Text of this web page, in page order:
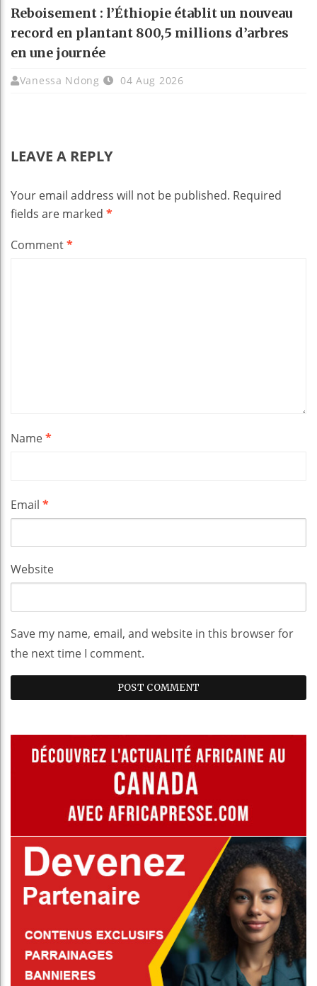
Reboisement : l’Éthiopie établit un nouveau
record en plantant 800,5 millions d’arbres
en une journée
Vanessa Ndong 04 Aug 2026
LEAVE A REPLY
Your email address will not be published. Required
fields are marked *
Comment*
Name*
Email *
Website
Save my name, email, and website in this browser for
the next time I comment.